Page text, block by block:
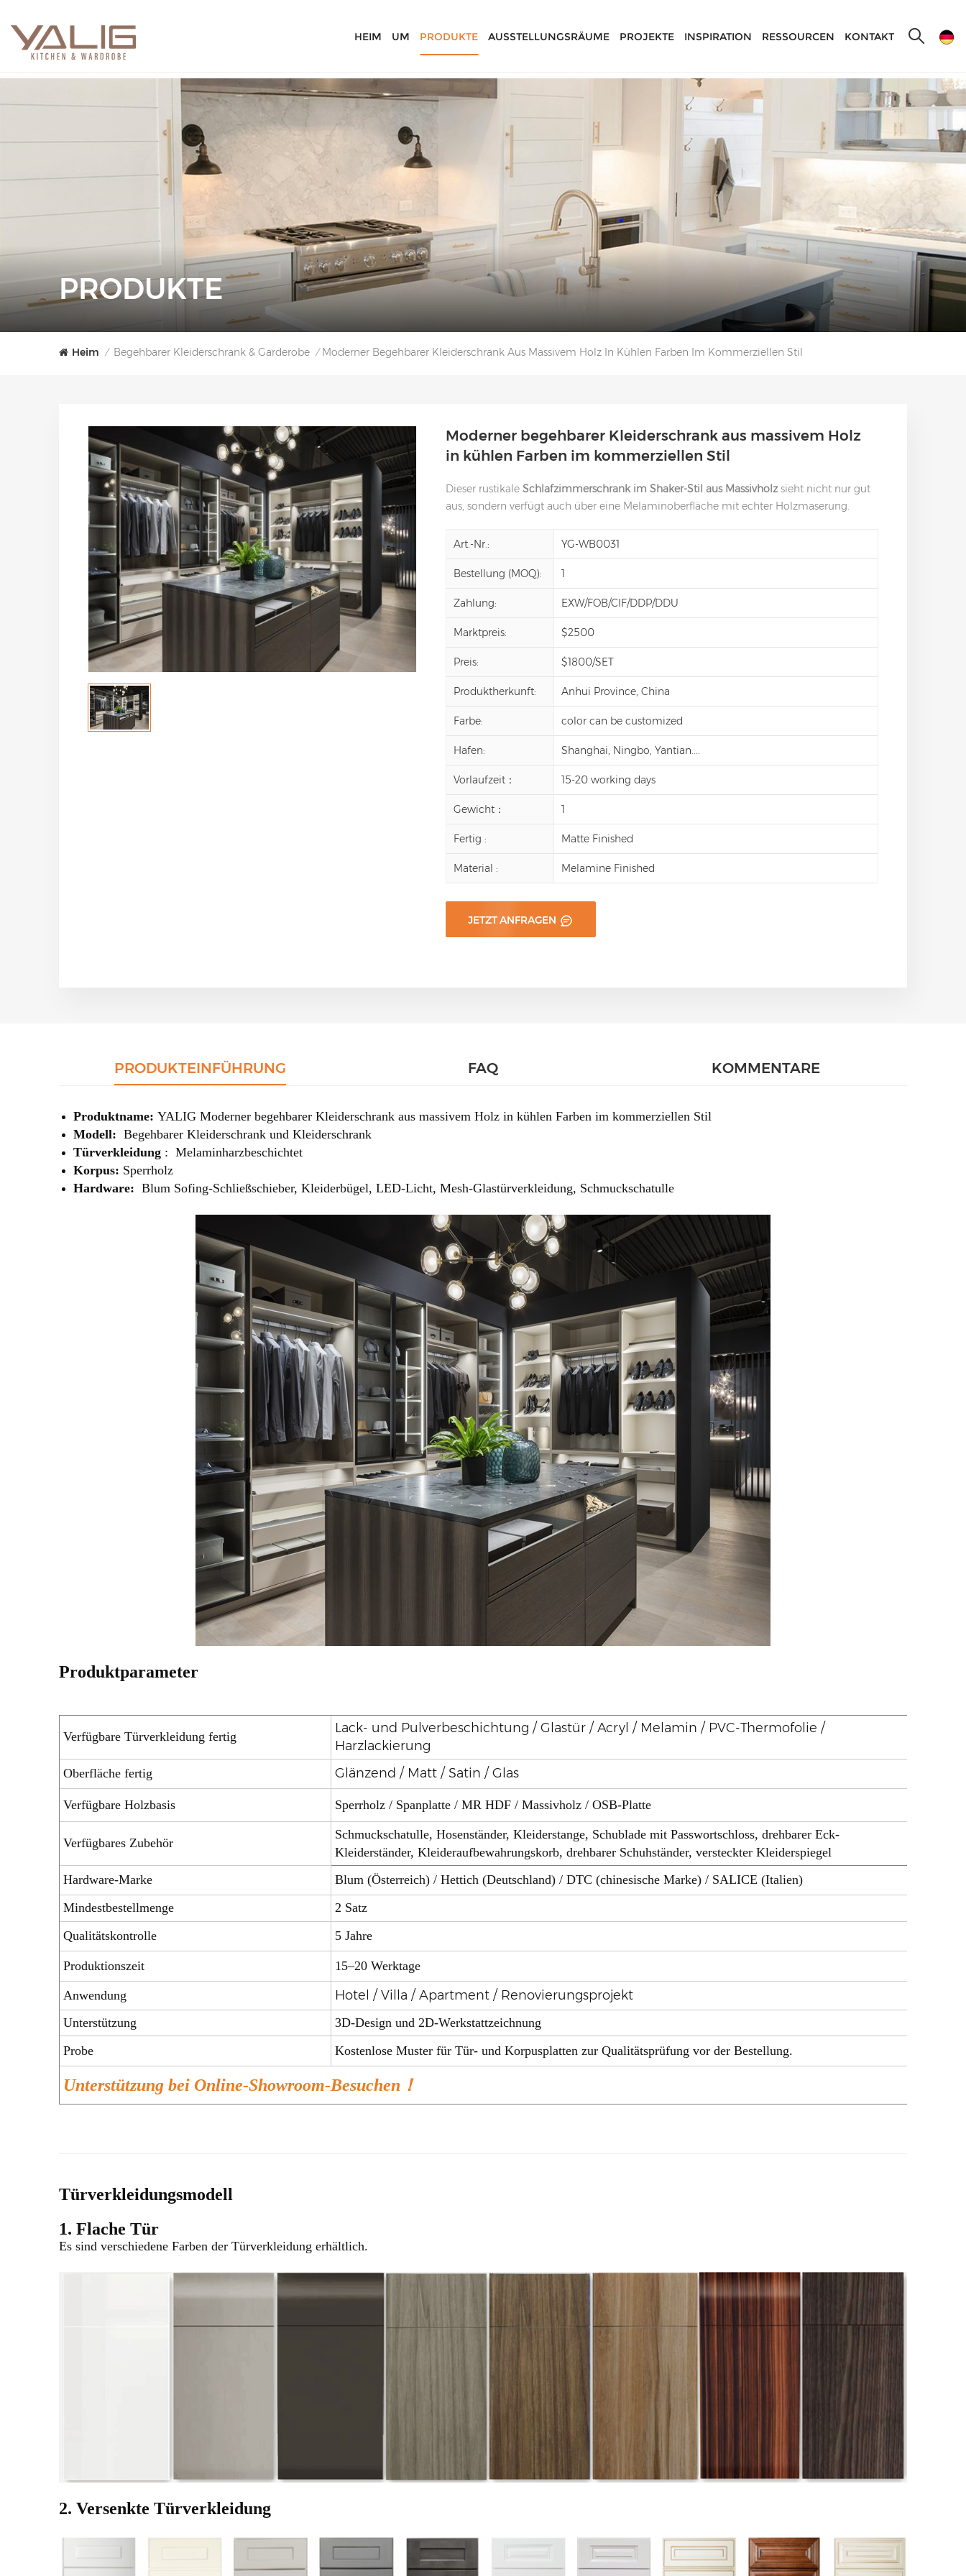
HEIM UM PRODUKTE AUSSTELLUNGSRÄUME PROJEKTE INSPIRATION RESSOURCEN KONTAKT
PRODUKTE
Heim / Begehbarer Kleiderschrank & Garderobe / Moderner Begehbarer Kleiderschrank Aus Massivem Holz In Kühlen Farben Im Kommerziellen Stil
Moderner begehbarer Kleiderschrank aus massivem Holz
in kühlen Farben im kommerziellen Stil
Dieser rustikaleSchlafzimmerschrank im Shaker-Stil aus Massivholzsieht nicht nur gut
aus, sondern verfügt auch über eine Melaminoberfläche mit echter Holzmaserung.
Art.-Nr.: YG-WB0031
Bestellung (MOQ): 1
Zahlung: EXW/FOB/CIF/DDP/DDU
Marktpreis: $2500
Preis: $1800/SET
Produktherkunft: Anhui Province, China
Farbe: color can be customized
Hafen: Shanghai, Ningbo, Yantian....
Vorlaufzeit： 15-20 working days
Gewicht： 1
Fertig : Matte Finished
Material : Melamine Finished
JETZT ANFRAGEN
PRODUKTEINFÜHRUNG FAQ KOMMENTARE
Produktname: YALIG Moderner begehbarer Kleiderschrank aus massivem Holz in kühlen Farben im kommerziellen Stil
Modell: Begehbarer Kleiderschrank und Kleiderschrank
Türverkleidung : Melaminharzbeschichtet
Korpus: Sperrholz
Hardware: Blum Sofing-Schließschieber, Kleiderbügel, LED-Licht, Mesh-Glastürverkleidung, Schmuckschatulle
Produktparameter
Verfügbare Türverkleidung fertig
Lack- und Pulverbeschichtung / Glastür / Acryl / Melamin / PVC-Thermofolie /
Harzlackierung
Oberfläche fertig Glänzend / Matt / Satin / Glas
Verfügbare Holzbasis Sperrholz / Spanplatte / MR HDF / Massivholz / OSB-Platte
Verfügbares Zubehör
Schmuckschatulle, Hosenständer, Kleiderstange, Schublade mit Passwortschloss, drehbarer Eck-
Kleiderständer, Kleideraufbewahrungskorb, drehbarer Schuhständer, versteckter Kleiderspiegel
Hardware-Marke
Blum (Österreich) / Hettich (Deutschland) / DTC (chinesische Marke) / SALICE (Italien)
Mindestbestellmenge
2 Satz
Qualitätskontrolle
5 Jahre
Produktionszeit 15–20 Werktage
Anwendung Hotel / Villa / Apartment / Renovierungsprojekt
Unterstützung
3D-Design und 2D-Werkstattzeichnung
Probe
Kostenlose Muster für Tür- und Korpusplatten zur Qualitätsprüfung vor der Bestellung.
Unterstützung bei Online-Showroom-Besuchen！
Türverkleidungsmodell
1. Flache Tür
Es sind verschiedene Farben der Türverkleidung erhältlich.
2. Versenkte Türverkleidung